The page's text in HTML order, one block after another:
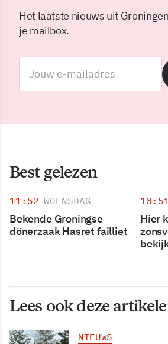
Het laatste nieuws uit
je mailbox.
Best gelezen
11:52 WOENSDAG
Bekende Groningse
dönerzaak Hasret failliet
Hier
Lees ook deze
NIEUWS